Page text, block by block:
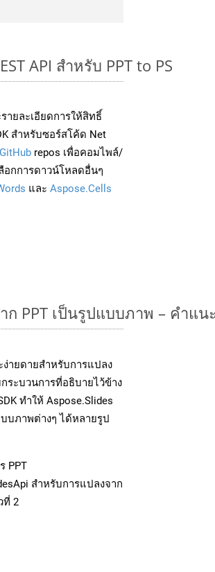
API สำหรับ PPT to PS
ายละเอียดการให้สิทธิ์
สำหรับซอร์สโค้ด Net
repos เพื่อคอมไพล์/
อกการดาวน์โหลดอื่นๆ
และ Aspose.Cells
ก PPT เป็นรูปแบบภาพ – คำแ
ง่ายดายสำหรับการแปลง
ระบวนการที่อธิบายไว้ข้าง
ทำให้ Aspose.Slides
บภาพต่างๆ ได้หลายรูป
PPT
สำหรับการแปลงจาก
ที่ 2